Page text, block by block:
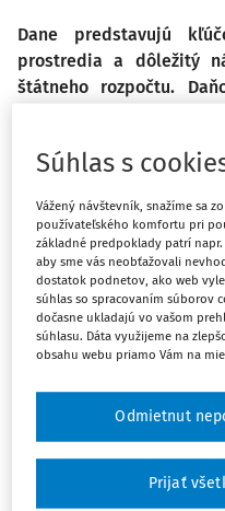
Dane predstavujú
prostredia a dôležitý
štátneho rozpočtu.
a primeraná. Dodanie
podnikateľských
Je nutné uviesť, že
o vzniku zdaniteľného
mysli dodanie tovaru
hodnoty, nakoľko
spotrebným daniam.
vznik daňovej
a to zákonom č. 222/
Súhlas s
Vážený návštevník, snažíme sa
používateľského komfortu pri
základné predpoklady patrí
aby sme vás neobťažovali
dostatok podnetov, ako web
súhlas so spracovaním súborov
dočasne ukladajú vo vašom
súhlasu. Dáta využijeme na
obsahu webu priamo Vám na
Odmietnut
Prijať